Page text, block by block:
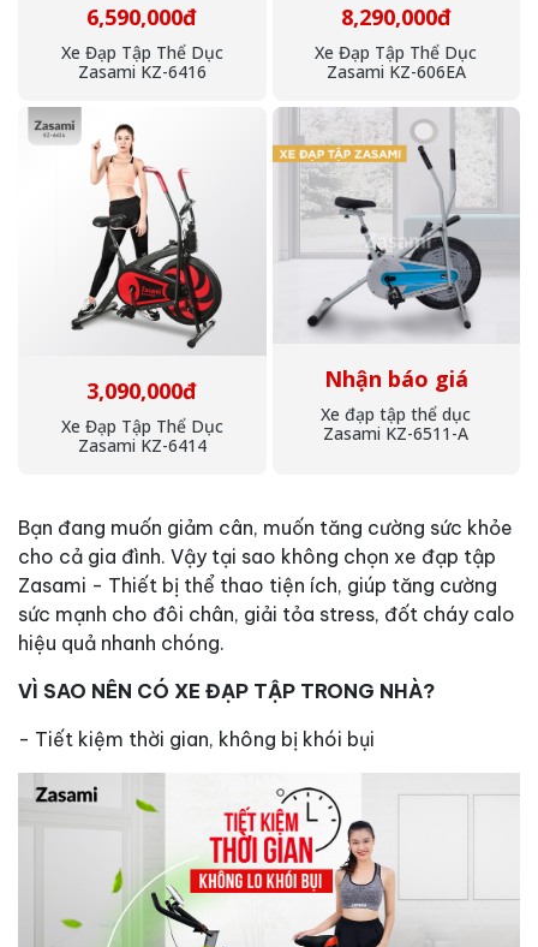
6,590,000đ
Xe Đạp Tập Thể Dục
Zasami KZ-6416
8,290,000đ
Xe Đạp Tập Thể Dục
Zasami KZ-606EA
3,090,000đ
Xe Đạp Tập Thể Dục
Zasami KZ-6414
Nhận báo giá
Xe đạp tập thể dục
Zasami KZ-6511-A
Bạn đang muốn giảm cân, muốn tăng cường sức khỏe
cho cả gia đình. Vậy tại sao không chọn xe đạp tập
Zasami - Thiết bị thể thao tiện ích, giúp tăng cường
sức mạnh cho đôi chân, giải tỏa stress, đốt cháy calo
hiệu quả nhanh chóng.
VÌ SAO NÊN CÓ XE ĐẠP TẬP TRONG NHÀ?
- Tiết kiệm thời gian, không bị khói bụi